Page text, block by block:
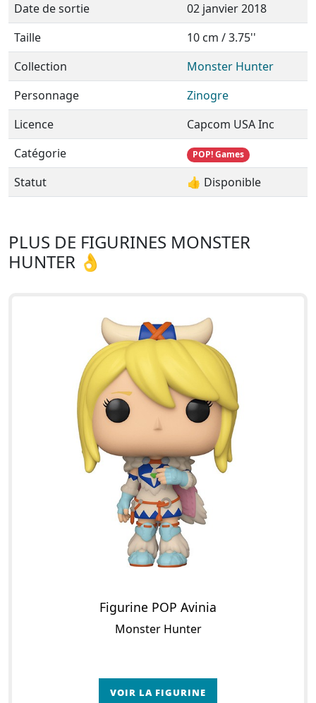
Date de sortie
02 janvier 2018
Taille
10 cm / 3.75''
Collection
Monster Hunter
Personnage
Zinogre
Licence
Capcom USA Inc
Catégorie
POP! Games
Statut 👍 Disponible
PLUS DE FIGURINES MONSTER
HUNTER 👌
Figurine POP Avinia
Monster Hunter
VOIR LA FIGURINE